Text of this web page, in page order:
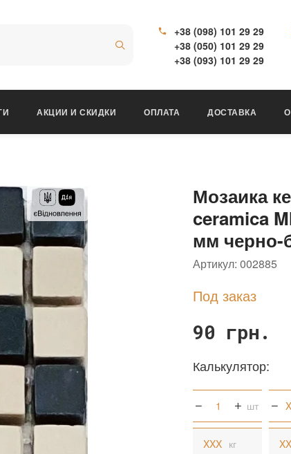
+38 (098) 101 29 29
+38 (050) 101 29 29
+38 (093) 101 29 29
АКЦИИ И СКИДКИ ОПЛАТА ДОСТАВКА
Мозаика
ceramica
мм черно-
Артикул: 002885
Под заказ
90 грн.
Калькулятор:
шт
кг